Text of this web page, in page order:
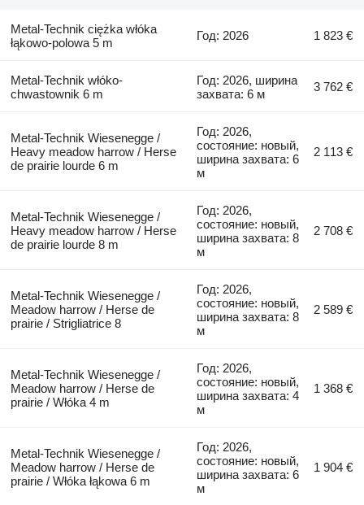
Metal-Technik ciężka włóka
łąkowo-polowa 5 m
Год: 2026 1 823 €
Metal-Technik włóko-
chwastownik 6 m
Год: 2026, ширина
захвата: 6 м
3 762 €
Metal-Technik Wiesenegge /
Heavy meadow harrow / Herse
de prairie lourde 6 m
Год: 2026,
состояние: новый,
ширина захвата: 6
м
2 113 €
Metal-Technik Wiesenegge /
Heavy meadow harrow / Herse
de prairie lourde 8 m
Год: 2026,
состояние: новый,
ширина захвата: 8
м
2 708 €
Metal-Technik Wiesenegge /
Meadow harrow / Herse de
prairie / Strigliatrice 8
Год: 2026,
состояние: новый,
ширина захвата: 8
м
2 589 €
Metal-Technik Wiesenegge /
Meadow harrow / Herse de
prairie / Włóka 4 m
Год: 2026,
состояние: новый,
ширина захвата: 4
м
1 368 €
Metal-Technik Wiesenegge /
Meadow harrow / Herse de
prairie / Włóka łąkowa 6 m
Год: 2026,
состояние: новый,
ширина захвата: 6
м
1 904 €